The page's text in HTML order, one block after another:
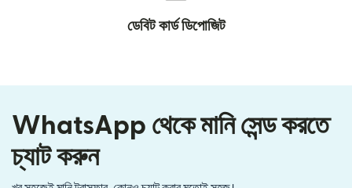
ডেবিট কার্ড ডিপোজিট
WhatsApp থেকে মানি সেন্ড করতে
চ্যাট করুন